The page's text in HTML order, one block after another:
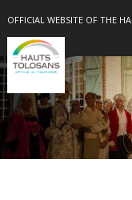
OFFICIAL WEBSITE OF THE